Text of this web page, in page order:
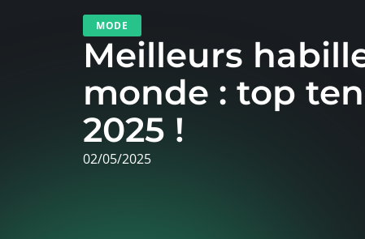
MODE
Meilleurs
monde : top
2025 !
02/05/2025